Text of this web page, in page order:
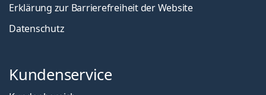
Erklärung zur Barrierefreiheit der Website
Datenschutz
Kundenservice